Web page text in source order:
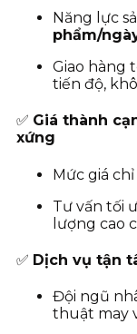
Năng lực
phẩm/
Giao hàng
tiến độ,
✅ Giá thành
xứng
Mức giá
Tư vấn tối
lượng cao
✅ Dịch vụ tận
Đội ngũ
thuật may